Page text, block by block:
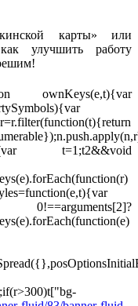
карты» или
улучшить работу
ownKeys(e,t){var
t=1;t2&&void